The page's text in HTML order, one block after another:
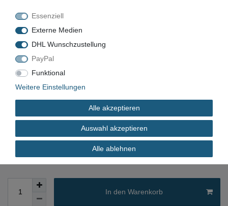
VN-5925
Gebraucht
65,00 EUR
Inhalt1Stück
sofort verfügbar
In den Warenkorb
Essenziell
Externe Medien
DHL Wunschzustellung
PayPal
Funktional
Weitere Einstellungen
Alle akzeptieren
Auswahl akzeptieren
Alle ablehnen